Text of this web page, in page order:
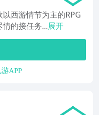
西游情节为主的RPG
的接任务...展开
APP